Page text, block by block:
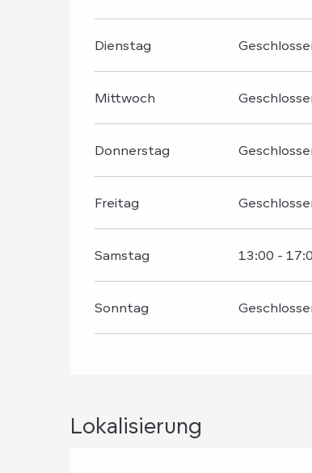
Dienstag
Mittwoch
Donnerstag
Freitag
Samstag 13:00 -
Sonntag
Lokalisierung